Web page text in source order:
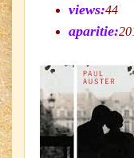
views:44
aparitie: